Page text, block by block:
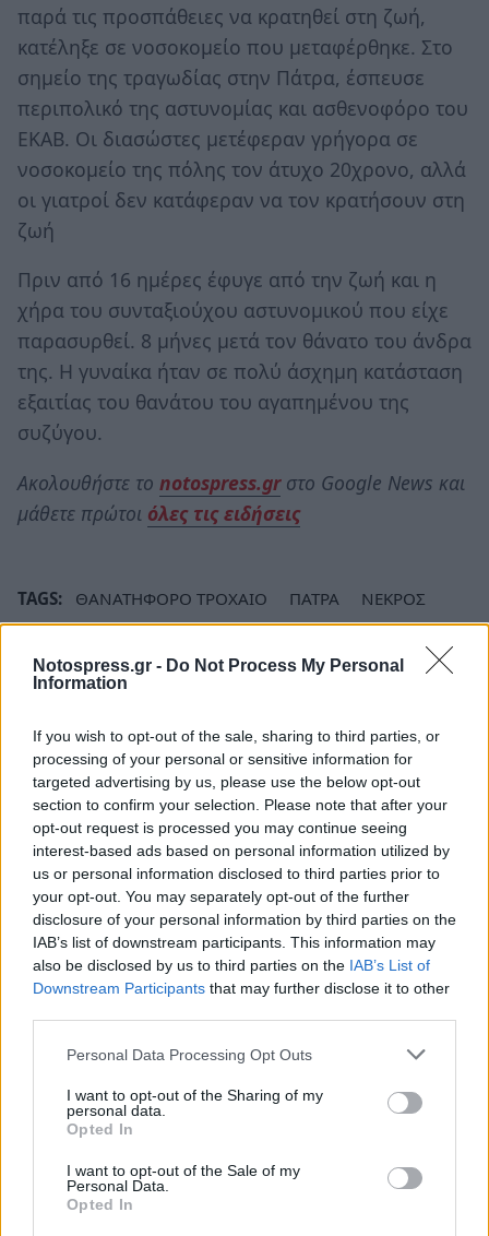
Notospress.gr - Do Not Process My Personal
Information
If you wish to opt-out of the sale, sharing to third parties, or
processing of your personal or sensitive information for
targeted advertising by us, please use the below opt-out
section to confirm your selection. Please note that after your
opt-out request is processed you may continue seeing
interest-based ads based on personal information utilized by
us or personal information disclosed to third parties prior to
your opt-out. You may separately opt-out of the further
disclosure of your personal information by third parties on the
IAB’s list of downstream participants. This information may
also be disclosed by us to third parties on the IAB’s List of
Downstream Participants that may further disclose it to other
Personal Data Processing Opt Outs
I want to opt-out of the Sharing of my
personal data.
Opted In
I want to opt-out of the Sale of my
Personal Data.
Opted In
παρά τις προσπάθειες να κρατηθεί στη ζωή,
κατέληξε σε νοσοκομείο που μεταφέρθηκε. Στο
σημείο της τραγωδίας στην Πάτρα, έσπευσε
περιπολικό της αστυνομίας και ασθενοφόρο του
ΕΚΑΒ. Οι διασώστες μετέφεραν γρήγορα σε
νοσοκομείο της πόλης τον άτυχο 20χρονο, αλλά
οι γιατροί δεν κατάφεραν να τον κρατήσουν στη
ζωή
Πριν από 16 ημέρες έφυγε από την ζωή και η
χήρα του συνταξιούχου αστυνομικού που είχε
παρασυρθεί. 8 μήνες μετά τον θάνατο του άνδρα
της. Η γυναίκα ήταν σε πολύ άσχημη κατάσταση
εξαιτίας του θανάτου του αγαπημένου της
συζύγου.
Ακολουθήστε το notospress.grστο Google News και
μάθετε πρώτοι όλες τις ειδήσεις
TAGS: ΘΑΝΑΤΗΦΟΡΟ ΤΡΟΧΑΙΟ ΠΑΤΡΑ
ΝΕΚΡΟΣ